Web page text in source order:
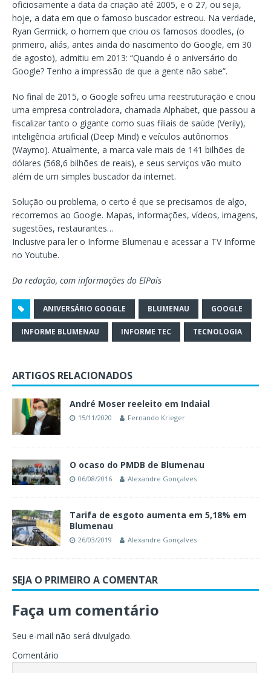
oficiosamente a data da criação até 2005, e o 27, ou seja,
hoje, a data em que o famoso buscador estreou. Na verdade,
Ryan Germick, o homem que criou os famosos doodles, (o
primeiro, aliás, antes ainda do nascimento do Google, em 30
de agosto), admitiu em 2013: “Quando é o aniversário do
Google? Tenho a impressão de que a gente não sabe”.
No final de 2015, o Google sofreu uma reestruturação e criou
uma empresa controladora, chamada Alphabet, que passou a
fiscalizar tanto o gigante como suas filiais de saúde (Verily),
inteligência artificial (Deep Mind) e veículos autônomos
(Waymo). Atualmente, a marca vale mais de 141 bilhões de
dólares (568,6 bilhões de reais), e seus serviços vão muito
além de um simples buscador da internet.
Solução ou problema, o certo é que se precisamos de algo,
recorremos ao Google. Mapas, informações, vídeos, imagens,
sugestões, restaurantes…
Inclusive para ler o Informe Blumenau e acessar a TV Informe
no Youtube.
Da redação, com informações do ElPaís
ANIVERSÁRIO GOOGLE BLUMENAU GOOGLE
INFORME BLUMENAU INFORME TEC TECNOLOGIA
ARTIGOS RELACIONADOS
André Moser reeleito em Indaial
15/11/2020 Fernando Krieger
O ocaso do PMDB de Blumenau
06/08/2016 Alexandre Gonçalves
Tarifa de esgoto aumenta em 5,18% em
Blumenau
26/03/2019 Alexandre Gonçalves
SEJA O PRIMEIRO A COMENTAR
Faça um comentário
Seu e-mail não será divulgado.
Comentário